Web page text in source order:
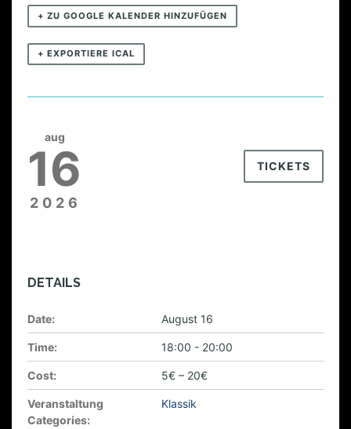
O
R
C
T
R
+ ZU GOOGLE KALENDER HINZUFÜGEN
+ EXPORTIERE ICAL
aug
16
2026
TICKETS
DETAILS
Date: August 16
Time: 18:00 - 20:00
Cost: 5€ – 20€
Veranstaltung
Categories:
Klassik